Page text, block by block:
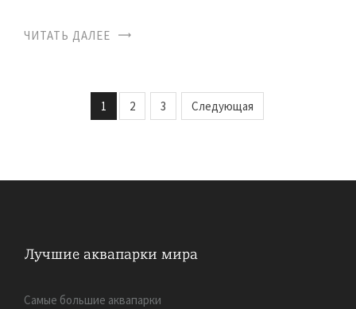
ЧИТАТЬ ДАЛЕЕ
1 2 3 Следующая
Самые большие аквапарки